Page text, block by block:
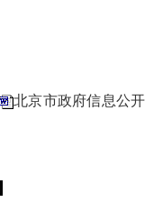
北京市政府信息公开